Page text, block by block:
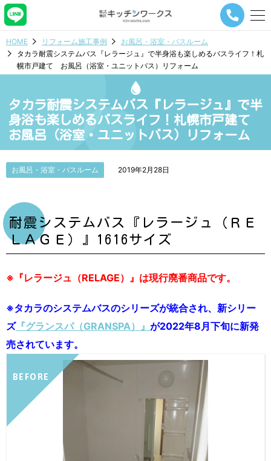
メ
ー
ビ
シ
タ
HOME リフォーム施工事例
お風呂・浴室・バスルーム
タカラ耐震システムバス『レラージュ』で半身浴も楽しめるバスライフ！札
幌市戸建て お風呂（浴室・ユニットバス）リフォーム
タカラ耐震システムバス『レラージュ』で半
身浴も楽しめるバスライフ！札幌市戸建て
お風呂（浴室・ユニットバス）リフォーム
お風呂・浴室・バスルーム 2019年2月28日
耐震システムバス『レラージュ（ＲＥ
ＬＡＧＥ）』1616サイズ
※『レラージュ（RELAGE）』は現行廃番商品です。
※タカラのシステムバスのシリーズが統合され、新シリー
ズ『グランスパ（GRANSPA）』 が2022年8月下旬に新発
売されています。
BEFORE